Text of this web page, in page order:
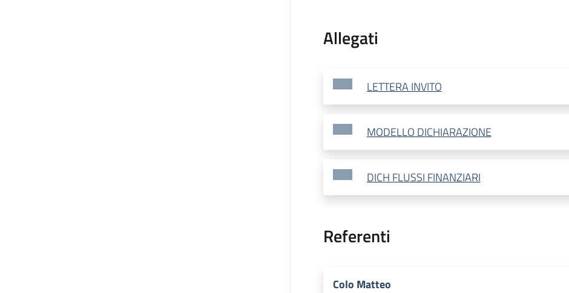
Allegati
LETTERA INVITO
MODELLO DICHIARAZIONE
DICH FLUSSI FINANZIARI
Referenti
Colo Matteo